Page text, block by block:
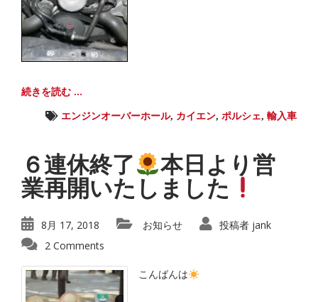
続きを読む ...
エンジンオーバーホール, カイエン ポルシェ 輸入車
６連休終了 本日より営
業再開いたしました
8月 17, 2018 お知らせ 投稿者 jank
2 Comments
こんばんは